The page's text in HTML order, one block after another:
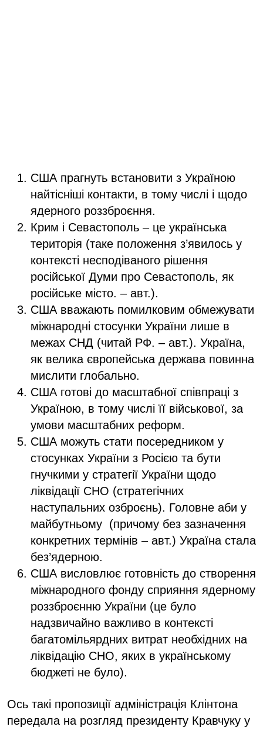
США прагнуть встановити з Україною
найтісніші контакти, в тому числі і щодо
ядерного роззброєння.
Крим і Севастополь – це українська
територія (таке положення з’явилось у
контексті несподіваного рішення
російської Думи про Севастополь, як
російське місто. – авт.).
США вважають помилковим обмежувати
міжнародні стосунки України лише в
межах СНД (читай РФ. – авт.). Україна,
як велика європейська держава повинна
мислити глобально.
США готові до масштабної співпраці з
Україною, в тому числі її військової, за
умови масштабних реформ.
США можуть стати посередником у
стосунках України з Росією та бути
гнучкими у стратегії України щодо
ліквідації СНО (стратегічних
наступальних озброєнь). Головне аби у
майбутньому (причому без зазначення
конкретних термінів – авт.) Україна стала
без’ядерною.
США висловлює готовність до створення
міжнародного фонду сприяння ядерному
роззброєнню України (це було
надзвичайно важливо в контексті
багатомільярдних витрат необхідних на
ліквідацію СНО, яких в українському
бюджеті не було).
Ось такі пропозиції адміністрація Клінтона
передала на розгляд президенту Кравчуку у